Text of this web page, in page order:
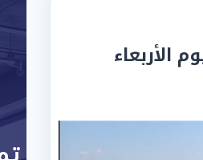
الأربعاء